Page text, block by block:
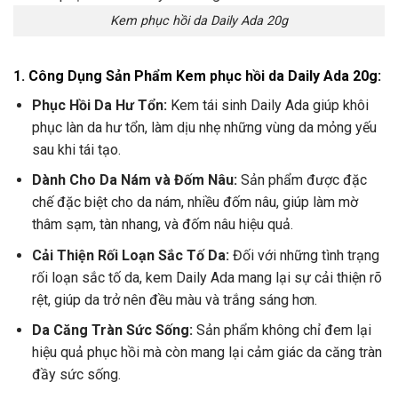
Kem phục hồi da Daily Ada 20g
1. Công Dụng Sản Phẩm Kem phục hồi da Daily Ada 20g:
Phục Hồi Da Hư Tổn:Kem tái sinh Daily Ada giúp khôi
phục làn da hư tổn, làm dịu nhẹ những vùng da mỏng yếu
sau khi tái tạo.
Dành Cho Da Nám và Đốm Nâu:Sản phẩm được đặc
chế đặc biệt cho da nám, nhiều đốm nâu, giúp làm mờ
thâm sạm, tàn nhang, và đốm nâu hiệu quả.
Cải Thiện Rối Loạn Sắc Tố Da:Đối với những tình trạng
rối loạn sắc tố da, kem Daily Ada mang lại sự cải thiện rõ
rệt, giúp da trở nên đều màu và trắng sáng hơn.
Da Căng Tràn Sức Sống:Sản phẩm không chỉ đem lại
hiệu quả phục hồi mà còn mang lại cảm giác da căng tràn
đầy sức sống.